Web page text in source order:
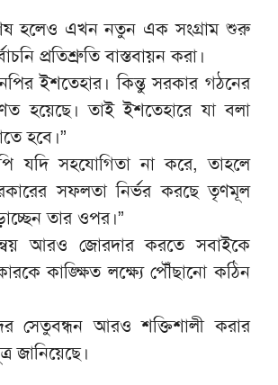
হলেও এখন নতুন এক সংগ্রাম শুরু
প্রতিশ্রুতি বাস্তবায়ন করা।
ইশতেহার। কিন্তু সরকার গঠনের
হয়েছে। তাই ইশতেহারে যা বলা
হবে।”
যদি সহযোগিতা না করে, তাহলে
সফলতা নির্ভর করছে তৃণমূল
তার ওপর।”
আরও জোরদার করতে সবাইকে
কাঙ্ক্ষিত লক্ষ্যে পৌঁছানো কঠিন
সেতুবন্ধন আরও শক্তিশালী করার
জানিয়েছে।